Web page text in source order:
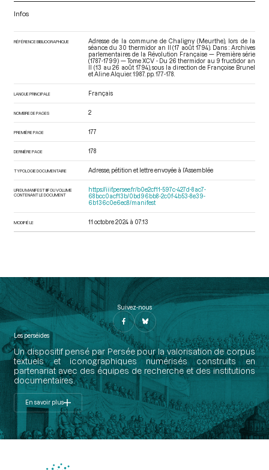
Infos
RÉFÉRENCE BIBLIOGRAPHIQUE
Adresse de la commune de Chaligny (Meurthe), lors de la
séance du 30 thermidor an II (17 août 1794). Dans : Archives
parlementaires de la Révolution Française — Première série
(1787-1799) — Tome XCV - Du 26 thermidor au 9 fructidor an
II (13 au 26 août 1794), sous la direction de Françoise Brunel
et Aline Alquier. 1987. pp. 177-178.
LANGUE PRINCIPALE Français
NOMBRE DE PAGES 2
PREMIÈRE PAGE 177
DERNIÈRE PAGE 178
TYPOLOGIE DOCUMENTAIRE Adresse, pétition et lettre envoyée à l’Assemblée
URI DU MANIFEST IIIF DU VOLUME
CONTENANT LE DOCUMENT
https://iiif.persee.fr/b0e2cf11-597c-427d-8ac7-
68bcc0acf13b/0bd96bb8-2c0f-4b53-8e39-
6b136c0e6ec8/manifest
MODIFIÉ LE 11 octobre 2024 à 07:13
Suivez-nous
Les perséides
Un dispositif pensé par Persée pour la valorisation de corpus
textuels et iconographiques numérisés construits en
partenariat avec des équipes de recherche et des institutions
documentaires.
En savoir plus